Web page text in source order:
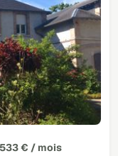
533 € / mois